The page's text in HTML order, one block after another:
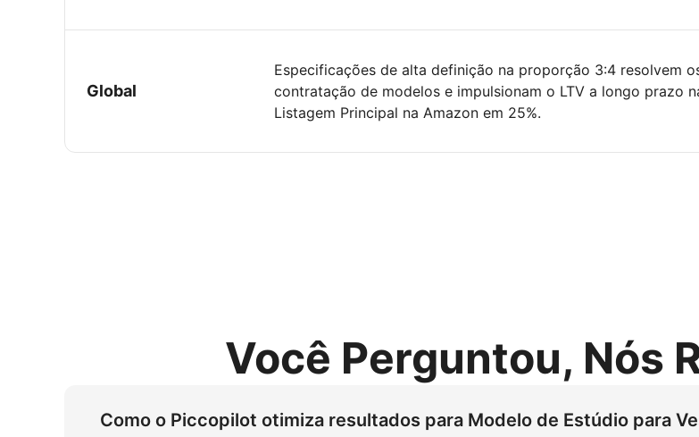
Global
Especificações de alta definição na proporção 3:4 resolvem
contratação de modelos e impulsionam o LTV a longo prazo
Listagem Principal na Amazon em 25%.
Você Perguntou, Nós
Como o Piccopilot otimiza resultados para Modelo de Estúdio para